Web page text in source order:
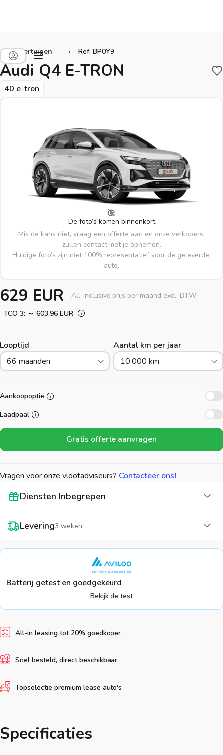
Alle voertuigen › Ref: BP0Y9
Audi Q4 E-TRON
40 e-tron
De foto’s komen binnenkort
Mis de kans niet, vraag een offerte aan en onze verkopers
zullen contact met je opnemen.
Huidige foto’s zijn niet 100% representatief voor de geleverde
auto.
629 EUR
All-inclusive prijs per maand excl. BTW
TCO 3: ～ 603.96 EUR
Looptijd
66 maanden
Aantal km per jaar
10.000 km
Aankoopoptie
Laadpaal
Gratis offerte aanvragen
Vragen voor onze vlootadviseurs? Contacteer ons!
Diensten Inbegrepen
Levering3 weken
Batterij getest en goedgekeurd
Bekijk de test
All-in leasing tot 20% goedkoper
Snel besteld, direct beschikbaar.
Topselectie premium lease auto's
Specificaties